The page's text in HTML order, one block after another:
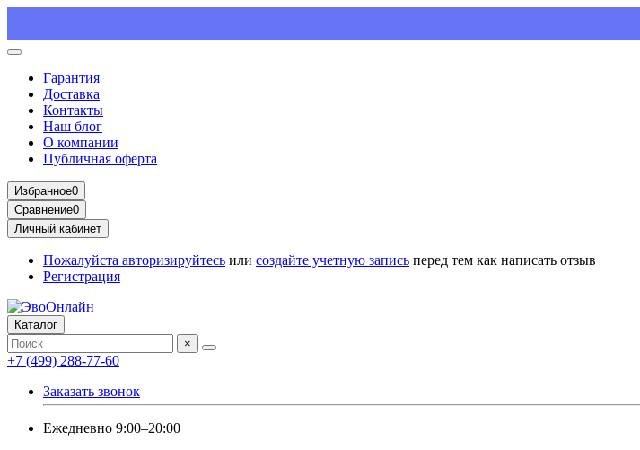
Гарантия
Доставка
Контакты
Наш блог
О компании
Публичная оферта
Избранное0
Сравнение0
Личный кабинет
Пожалуйста авторизируйтесь или создайте учетную запись перед тем как написать отзыв
Регистрация
Каталог
×
+7 (499) 288-77-60
Заказать звонок
Ежедневно 9:00–20:00